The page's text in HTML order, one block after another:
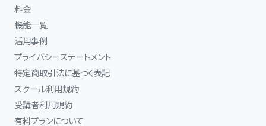
料金
機能一覧
活用事例
プライバシーステートメント
特定商取引法に基づく表記
スクール利用規約
受講者利用規約
有料プランについて